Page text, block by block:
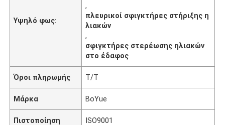
Υψηλό φως:
,
πλευρικοί σφιγκτήρες στήριξης η
λιακών
,
σφιγκτήρες στερέωσης ηλιακών
στο έδαφος
Όροι πληρωμής T/T
Μάρκα BoYue
Πιστοποίηση ISO9001